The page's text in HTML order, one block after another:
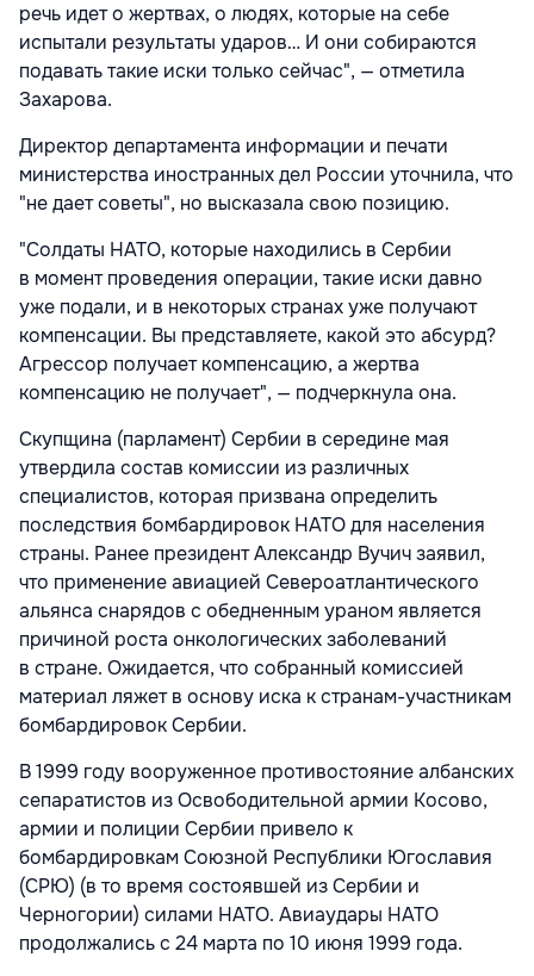
речь идет о жертвах, о людях, которые на себе
испытали результаты ударов… И они собираются
подавать такие иски только сейчас", — отметила
Захарова.
Директор департамента информации и печати
министерства иностранных дел России уточнила, что
"не дает советы", но высказала свою позицию.
"Солдаты НАТО, которые находились в Сербии
в момент проведения операции, такие иски давно
уже подали, и в некоторых странах уже получают
компенсации. Вы представляете, какой это абсурд?
Агрессор получает компенсацию, а жертва
компенсацию не получает", — подчеркнула она.
Скупщина (парламент) Сербии в середине мая
утвердила состав комиссии из различных
специалистов, которая призвана определить
последствия бомбардировок НАТО для населения
страны. Ранее президент Александр Вучич заявил,
что применение авиацией Североатлантического
альянса снарядов с обедненным ураном является
причиной роста онкологических заболеваний
в стране. Ожидается, что собранный комиссией
материал ляжет в основу иска к странам-участникам
бомбардировок Сербии.
В 1999 году вооруженное противостояние албанских
сепаратистов из Освободительной армии Косово,
армии и полиции Сербии привело к
бомбардировкам Союзной Республики Югославия
(СРЮ) (в то время состоявшей из Сербии и
Черногории) силами НАТО. Авиаудары НАТО
продолжались с 24 марта по 10 июня 1999 года.